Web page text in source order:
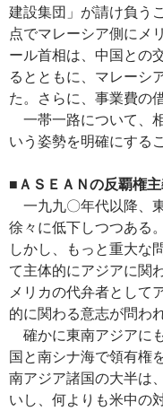
建設集団」が請け負う
点でマレーシア側にメ
ール首相は、中国との
るとともに、マレーシ
た。さらに、事業費の
一帯一路について、
いう姿勢を明確にする
■ＡＳＥＡＮの反覇権
一九九〇年代以降、
徐々に低下しつつある
しかし、もっと重大な
て主体的にアジアに関
メリカの代弁者として
的に関わる意志が問わ
確かに東南アジアに
国と南シナ海で領有権
南アジア諸国の大半は
いし、何よりも米中の